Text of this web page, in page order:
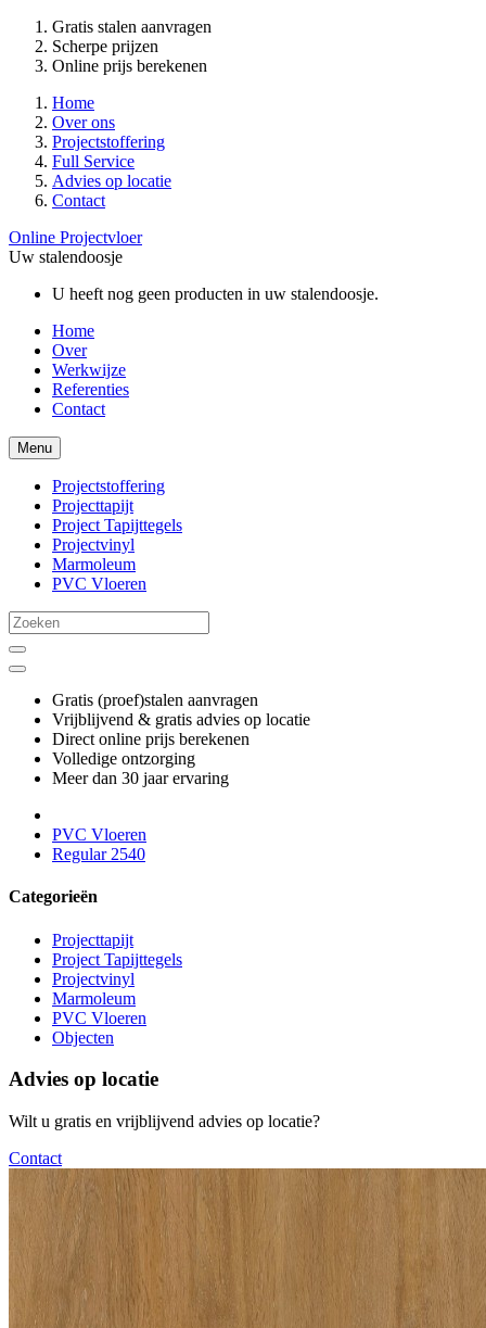
Gratis stalen aanvragen
Scherpe prijzen
Online prijs berekenen
Home
Over ons
Projectstoffering
Full Service
Advies op locatie
Contact
Online Projectvloer
Uw stalendoosje
U heeft nog geen producten in uw stalendoosje.
Home
Over
Werkwijze
Referenties
Contact
Menu
Projectstoffering
Projecttapijt
Project Tapijttegels
Projectvinyl
Marmoleum
PVC Vloeren
Gratis (proef)stalen aanvragen
Vrijblijvend & gratis advies op locatie
Direct online prijs berekenen
Volledige ontzorging
Meer dan 30 jaar ervaring
PVC Vloeren
Regular 2540
Categorieën
Projecttapijt
Project Tapijttegels
Projectvinyl
Marmoleum
PVC Vloeren
Objecten
Advies op locatie
Wilt u gratis en vrijblijvend advies op locatie?
Contact